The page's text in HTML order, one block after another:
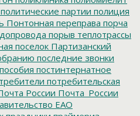
политические партии полиция
Понтонная переправа порча
порыв теплотрассы
поселок Партизанский
последние звонки
пособия постинтернатное
потребительская
России Почта_России
ЕАО